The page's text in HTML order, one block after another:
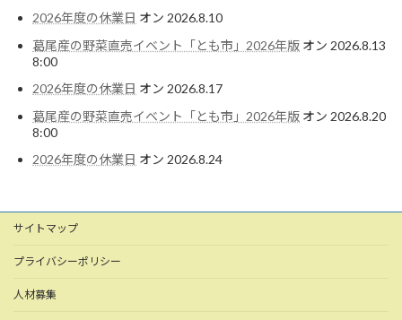
2026年度の休業日 オン 2026.8.10
葛尾産の野菜直売イベント「とも市」2026年版 オン 2026.8.13
8:00
2026年度の休業日 オン 2026.8.17
葛尾産の野菜直売イベント「とも市」2026年版 オン 2026.8.20
8:00
2026年度の休業日 オン 2026.8.24
サイトマップ
プライバシーポリシー
人材募集